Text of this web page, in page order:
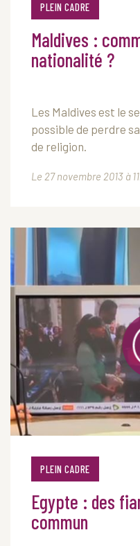
PLEIN CADRE
Maldives :
nationalité ?
Les Maldives est le
possible de perdre
de religion.
Le 27 novembre 2013 à
PLEIN CADRE
Egypte : des
commun